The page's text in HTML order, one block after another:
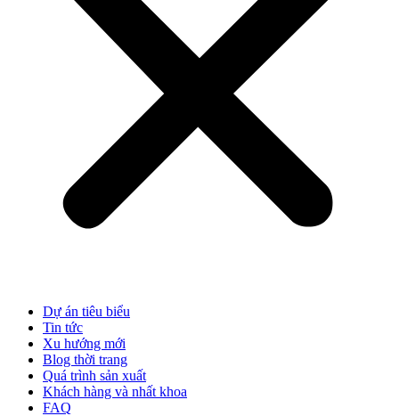
Dự án tiêu biểu
Tin tức
Xu hướng mới
Blog thời trang
Quá trình sản xuất
Khách hàng và nhất khoa
FAQ